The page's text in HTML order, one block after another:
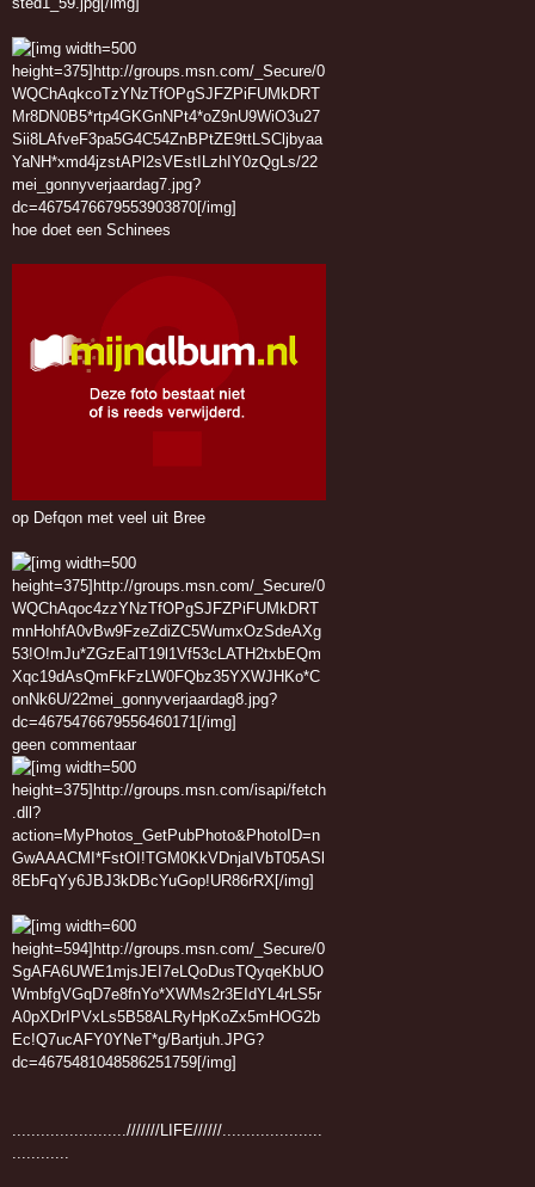
hoe doet een Schinees
op Defqon met veel uit Bree
geen commentaar
........................///////LIFE//////.....................